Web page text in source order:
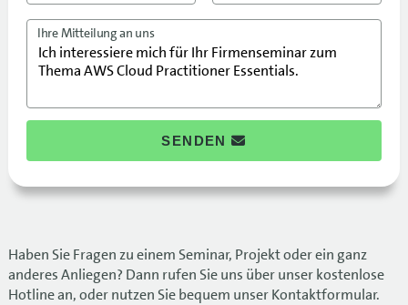
Ihre Mitteilung an uns
SENDEN
Haben Sie Fragen zu einem Seminar, Projekt oder ein ganz
anderes Anliegen? Dann rufen Sie uns über unser kostenlose
Hotline an, oder nutzen Sie bequem unser Kontaktformular.